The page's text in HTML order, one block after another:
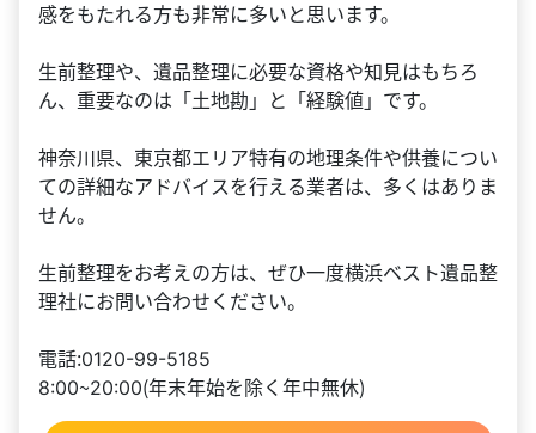
感をもたれる方も非常に多いと思います。
生前整理や、遺品整理に必要な資格や知見はもちろ
ん、重要なのは「土地勘」と「経験値」です。
神奈川県、東京都エリア特有の地理条件や供養につい
ての詳細なアドバイスを行える業者は、多くはありま
せん。
生前整理をお考えの方は、ぜひ一度横浜ベスト遺品整
理社にお問い合わせください。
電話：0120-99-5185
8:00～20:00（年末年始を除く年中無休）